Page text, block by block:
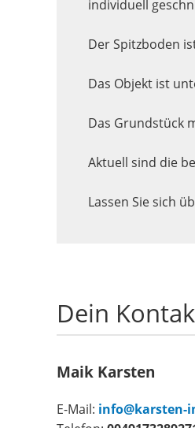
individuell
Der Spitzboden
Das Objekt ist
Das Grundstück
Aktuell sind die
Lassen Sie sich
Dein
Maik Karsten
E-Mail: info@karsten-